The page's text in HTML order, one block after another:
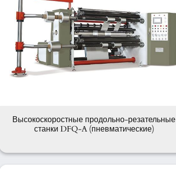
Высокоскоростные продольно-резательные
станки DFQ-A (пневматические)